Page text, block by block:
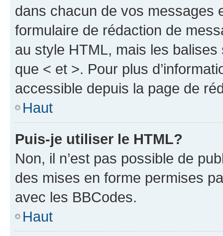
dans chacun de vos messages
formulaire de rédaction de
au style HTML, mais les
que < et >. Pour plus
accessible depuis la page de
Haut
Puis-je utiliser le HTML?
Non, il n’est pas possible de
des mises en forme permises
avec les BBCodes.
Haut